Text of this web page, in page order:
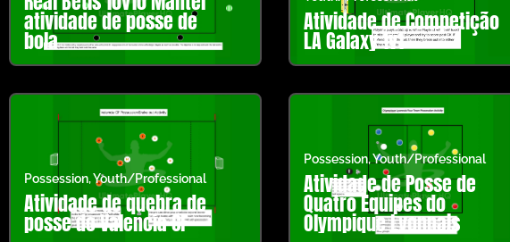
atividade de posse de
bola
Atividade de Competição
LA Galaxy 1v1
Possession,Youth/Professional
Atividade de quebra de
posse do Valencia CF
Possession,Youth/Professional
Atividade de Posse de
Quatro Equipes do
Olympique Lyonnais